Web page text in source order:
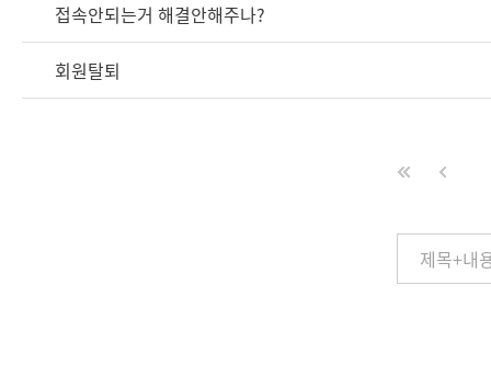
접속안되는거 해결안해주나?
회원탈퇴